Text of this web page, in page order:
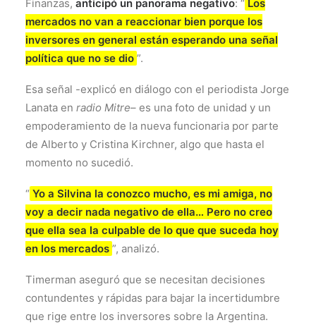
Finanzas, anticipó un panorama negativo: “ Los
mercados no van a reaccionar bien porque los
inversores en general están esperando una señal
política que no se dio ”.
Esa señal -explicó en diálogo con el periodista Jorge
Lanata en radio Mitre– es una foto de unidad y un
empoderamiento de la nueva funcionaria por parte
de Alberto y Cristina Kirchner, algo que hasta el
momento no sucedió.
“ Yo a Silvina la conozco mucho, es mi amiga, no
voy a decir nada negativo de ella… Pero no creo
que ella sea la culpable de lo que que suceda hoy
en los mercados ”, analizó.
Timerman aseguró que se necesitan decisiones
contundentes y rápidas para bajar la incertidumbre
que rige entre los inversores sobre la Argentina.